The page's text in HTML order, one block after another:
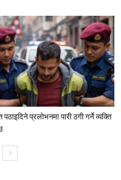
पठाइदिने प्रलाेभनमा पारी ठगी गर्ने व्यक्ति